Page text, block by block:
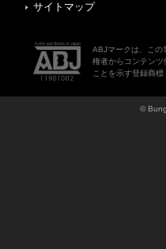
サイトマップ
ABJマークは、この
権者からコンテン
ことを示す登録商
©